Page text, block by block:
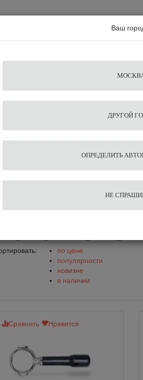
Портафильтры
по цене
популярности
новизне
в наличии
Сравнить Нравится
Ваш
ДРУГОЙ
ОПРЕДЕЛИТЬ
НЕ